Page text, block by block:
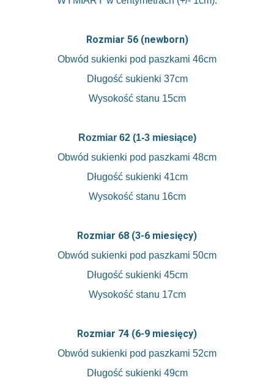
Rozmiar 56 (newborn)
Obwód sukienki pod paszkami 46cm
Długość sukienki 37cm
Wysokość stanu 15cm
Rozmiar 62 (1-3 miesiące)
Obwód sukienki pod paszkami 48cm
Długość sukienki 41cm
Wysokość stanu 16cm
Rozmiar 68 (3-6 miesięcy)
Obwód sukienki pod paszkami 50cm
Długość sukienki 45cm
Wysokość stanu 17cm
Rozmiar 74 (6-9 miesięcy)
Obwód sukienki pod paszkami 52cm
Długość sukienki 49cm